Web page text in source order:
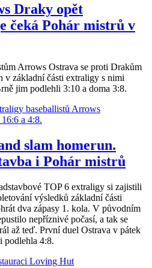
Draky opět
čeká Pohár mistrů v
Arrows Ostrava se proti Drakům
v základní části extraligy s nimi
jim podlehli 3:10 a doma 3:8.
slam homerun.
i Pohár mistrů
TOP 6 extraligy si zajistili
výsledků základní části
dva zápasy 1. kola. V původním
nepříznivé počasí, a tak se
až teď. První duel Ostrava v pátek
podlehla 4:8.